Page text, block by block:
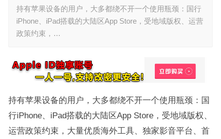
持有苹果设备的用户，大多都绕不开一个使用瓶颈：国行
iPhone、iPad搭载的大陆区App Store，受地域版权、运营
政策约束，…
持有苹果设备的用户，大多都绕不开一个使用瓶颈：国
行iPhone、iPad搭载的大陆区App Store，受地域版权、
运营政策约束，大量优质海外工具、独家影音平台、首